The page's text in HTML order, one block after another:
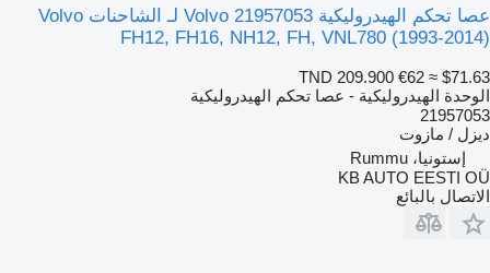
عصا تحكم الهيدروليكية Volvo 21957053 لـ الشاحنات Volvo
FH12, FH16, NH12, FH, VNL780 (1993-2014)
TND 209.900 €62 ≈ $71.63
الوحدة الهيدروليكية - عصا تحكم الهيدروليكية
21957053
ديزل / مازوت
إستونيا، Rummu
KB AUTO EESTI OÜ
الاتصال بالبائع